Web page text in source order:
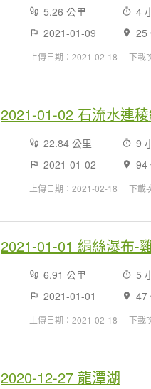
5.26 公里 4
2021-01-09
25
上傳日期：2021-02-18 下載
2021-01-02 石流水連
22.84 公里 9
2021-01-02
94
上傳日期：2021-02-18 下載
2021-01-01 絹絲瀑布-
6.91 公里 5
2021-01-01
47
上傳日期：2021-02-18 下載
2020-12-27 龍潭湖